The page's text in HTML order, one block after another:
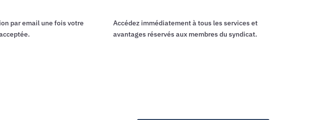
par email une fois votre
Accédez immédiatement à tous les services et
avantages réservés aux membres du syndicat.